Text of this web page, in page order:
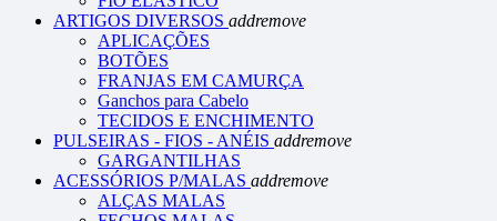
ARTIGOS DIVERSOS addremove
APLICAÇÕES
BOTÕES
FRANJAS EM CAMURÇA
Ganchos para Cabelo
TECIDOS E ENCHIMENTO
PULSEIRAS - FIOS - ANÉIS addremove
GARGANTILHAS
ACESSÓRIOS P/MALAS addremove
ALÇAS MALAS